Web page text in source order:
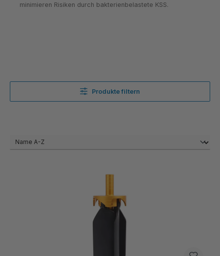
minimieren Risiken durch bakterienbelastete KSS.
Produkte filtern